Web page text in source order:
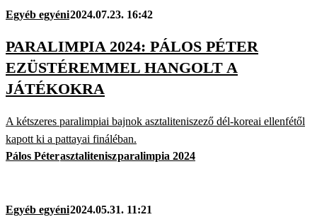
Egyéb egyéni2024.07.23. 16:42
PARALIMPIA 2024: PÁLOS PÉTER
EZÜSTÉREMMEL HANGOLT A
JÁTÉKOKRA
A kétszeres paralimpiai bajnok asztaliteniszező dél-koreai ellenfétől
kapott ki a pattayai fináléban.
Pálos Péterasztaliteniszparalimpia 2024
Egyéb egyéni2024.05.31. 11:21